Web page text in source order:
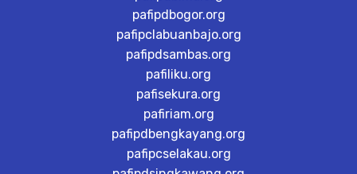
pafipdbogor.org
pafipclabuanbajo.org
pafipdsambas.org
pafiliku.org
pafisekura.org
pafiriam.org
pafipdbengkayang.org
pafipcselakau.org